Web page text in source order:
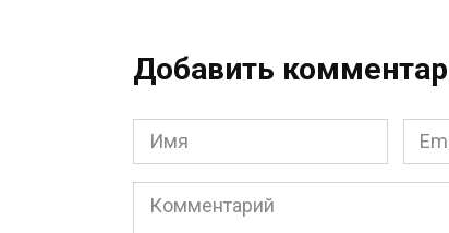
Добавить
Имя
*
Email
*
Комментарий